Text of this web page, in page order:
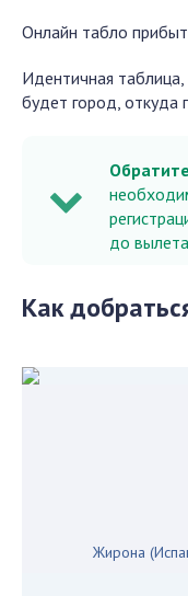
Онлайн табло
Идентичная таблица,
будет город, откуда
до
Как
Жирона